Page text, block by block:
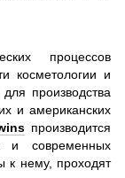
процессов
косметологии и
производства
и американских
производится
и современных
к нему, проходят